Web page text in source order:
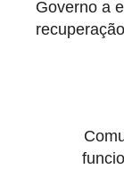
artigos
Governo a